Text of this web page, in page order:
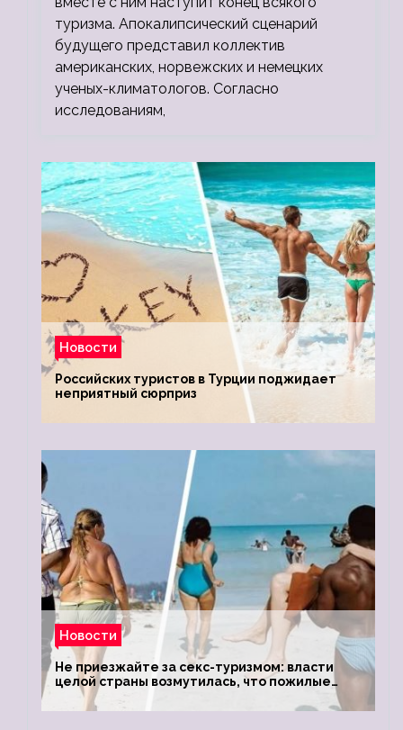
туризма. Апокалипсический сценарий
будущего представил коллектив
американских, норвежских и немецких
ученых-климатологов. Согласно
исследованиям,
Новости
Российских туристов в Турции поджидает
неприятный сюрприз
Новости
Не приезжайте за секс-туризмом: власти
целой страны возмутилась, что пожилые
туристки массово едут к ним, чтобы
обзавестись молодыми любовниками